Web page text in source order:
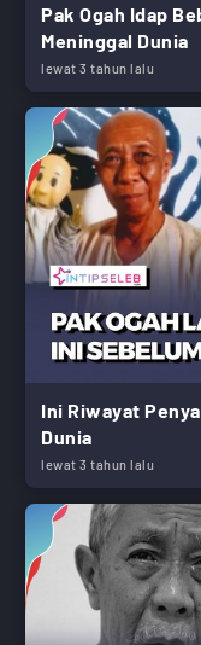
Pak Ogah Idap
Meninggal Dunia
lewat 3 tahun lalu
Ini Riwayat
Dunia
lewat 3 tahun lalu